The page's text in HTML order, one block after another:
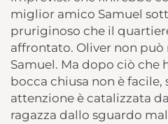
miglior amico Samuel
pruriginoso che il
affrontato. Oliver non può
Samuel. Ma dopo ciò che
bocca chiusa non è facile,
attenzione è catalizzata
ragazza dallo sguardo